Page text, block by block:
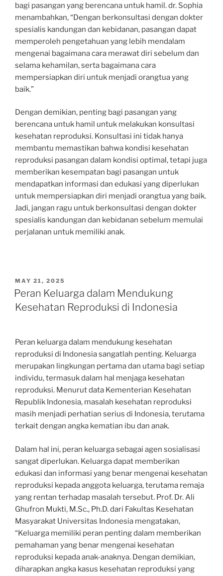
bagi pasangan yang berencana untuk hamil. dr. Sophia
menambahkan, “Dengan berkonsultasi dengan dokter
spesialis kandungan dan kebidanan, pasangan dapat
memperoleh pengetahuan yang lebih mendalam
mengenai bagaimana cara merawat diri sebelum dan
selama kehamilan, serta bagaimana cara
mempersiapkan diri untuk menjadi orangtua yang
baik.”
Dengan demikian, penting bagi pasangan yang
berencana untuk hamil untuk melakukan konsultasi
kesehatan reproduksi. Konsultasi ini tidak hanya
membantu memastikan bahwa kondisi kesehatan
reproduksi pasangan dalam kondisi optimal, tetapi juga
memberikan kesempatan bagi pasangan untuk
mendapatkan informasi dan edukasi yang diperlukan
untuk mempersiapkan diri menjadi orangtua yang baik.
Jadi, jangan ragu untuk berkonsultasi dengan dokter
spesialis kandungan dan kebidanan sebelum memulai
perjalanan untuk memiliki anak.
POSTED
ON
MAY 21, 2025
Peran Keluarga dalam Mendukung
Kesehatan Reproduksi di Indonesia
Peran keluarga dalam mendukung kesehatan
reproduksi di Indonesia sangatlah penting. Keluarga
merupakan lingkungan pertama dan utama bagi setiap
individu, termasuk dalam hal menjaga kesehatan
reproduksi. Menurut data Kementerian Kesehatan
Republik Indonesia, masalah kesehatan reproduksi
masih menjadi perhatian serius di Indonesia, terutama
terkait dengan angka kematian ibu dan anak.
Dalam hal ini, peran keluarga sebagai agen sosialisasi
sangat diperlukan. Keluarga dapat memberikan
edukasi dan informasi yang benar mengenai kesehatan
reproduksi kepada anggota keluarga, terutama remaja
yang rentan terhadap masalah tersebut. Prof. Dr. Ali
Ghufron Mukti, M.Sc., Ph.D. dari Fakultas Kesehatan
Masyarakat Universitas Indonesia mengatakan,
“Keluarga memiliki peran penting dalam memberikan
pemahaman yang benar mengenai kesehatan
reproduksi kepada anak-anaknya. Dengan demikian,
diharapkan angka kasus kesehatan reproduksi yang